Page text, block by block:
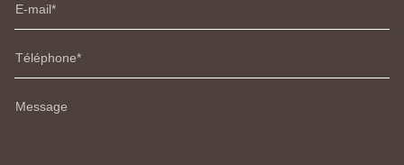
E-mail
Téléphone
Message